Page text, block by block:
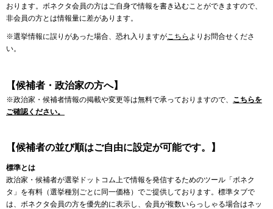
おります。ボネクタ会員の方はご自身で情報を書き込むことができますので、
非会員の方とは情報量に差があります。
※選挙情報に誤りがあった場合、恐れ入りますがこちら よりお問合せくださ
い。
【候補者・政治家の方へ】
※政治家・候補者情報の掲載や変更等は無料で承っておりますので、 こちらを
ご確認ください。
【候補者の並び順はご自由に設定が可能です。】
標準とは
政治家・候補者が選挙ドットコム上で情報を発信するためのツール「ボネク
タ」を有料（選挙種別ごとに同一価格）でご提供しております。標準タブで
は、ボネクタ会員の方を優先的に表示し、会員が複数いらっしゃる場合はネッ